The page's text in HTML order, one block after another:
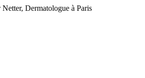
Dermatologue à Paris